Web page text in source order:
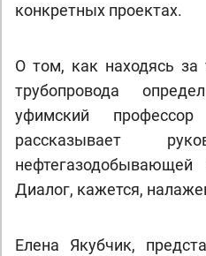
конкретных проектах.
О том, как находясь за
трубопровода
уфимский
рассказывает
Диалог, кажется,
Елена Якубчик,